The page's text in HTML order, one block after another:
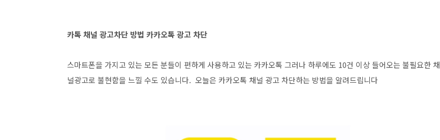
카톡 채널 광고차단 방법 카카오톡 광고 차단
스마트폰을 가지고 있는 모든 분들이 편하게 사용하고 있는 카카오톡 그러나 하루에도 10건 이상 들어오는 불필요한 채
널광고로 불현함을 느낄 수도 있습니다. 오늘은 카카오톡 채널 광고 차단하는 방법을 알려드립니다